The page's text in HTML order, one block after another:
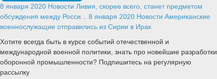
8 января 2020 Новости Ливия, скорее всего, станет предметом
обсуждения между Росси... 8 января 2020 Новости Американские
военнослужащие отправились из Сирии в Ирак
Хотите всегда быть в курсе событий отечественной и
международной военной политики, знать про новейшие разработки
оборонной промышленности? Подпишитесь на регулярную
рассылку